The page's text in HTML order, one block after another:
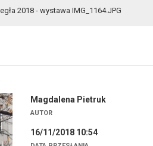
2018 - wystawa IMG_1164.JPG
Magdalena Pietruk
AUTOR
16/11/2018 10:54